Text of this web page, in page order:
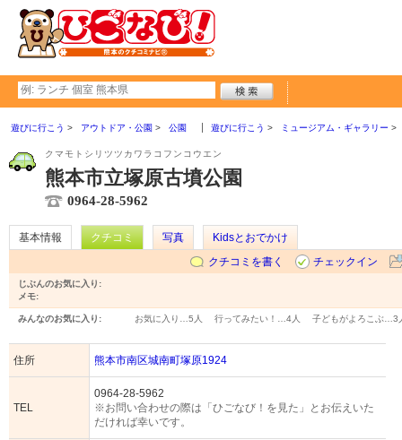
遊びに行こう アウトドア・公園 公園 遊びに行こう ミュージアム・ギャラリー
クマモトシリツツカワラコフンコウエン
熊本市立塚原古墳公園
0964-28-5962
基本情報 クチコミ 写真
Kidsとおでかけ
クチコミを書く
チェックイン
じぶんのお気に入り:
メモ:
みんなのお気に入り: お気に入り… 5人 行ってみたい！… 4人 子どもがよろこぶ… 3
住所 熊本市南区城南町塚原1924
TEL
0964-28-5962
※お問い合わせの際は「ひごなび！を見た」とお伝えいた
だければ幸いです。